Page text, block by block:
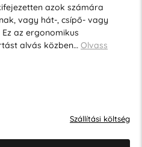
azok számára
vagy hát-, csípő- vagy
az ergonomikus
alvás közben… Olvass
Szállítási költség